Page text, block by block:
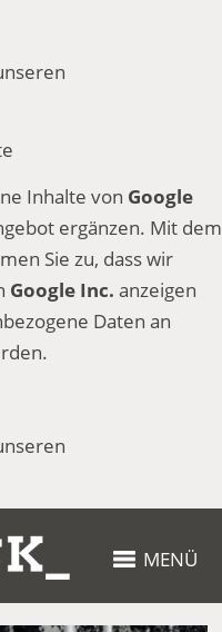
Inhalte von Google
ergänzen. Mit dem
Sie zu, dass wir
Google Inc. anzeigen
Daten an
MENÜ